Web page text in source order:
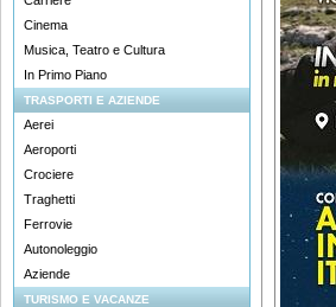
Cinema
Musica, Teatro e Cultura
In Primo Piano
TRASPORTI E AZIENDE
Aerei
Aeroporti
Crociere
Traghetti
Ferrovie
Autonoleggio
Aziende
TURISMO E VACANZE